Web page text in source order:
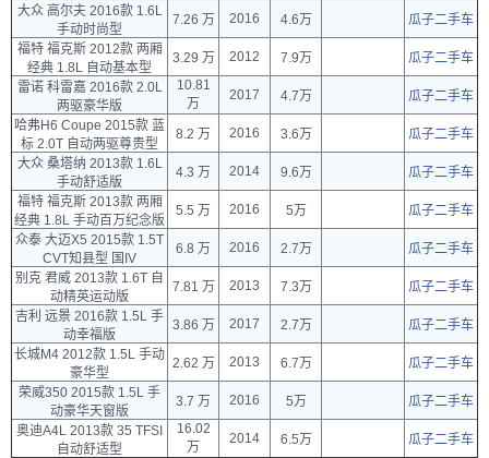
大众 高尔夫 2016款 1.6L
手动时尚型
7.26 万 2016 4.6万
瓜子二手车
福特 福克斯 2012款 两厢
经典 1.8L 自动基本型
3.29 万 2012 7.9万
瓜子二手车
雷诺 科雷嘉 2016款 2.0L
两驱豪华版
10.81
万
2017 4.7万
瓜子二手车
哈弗H6 Coupe 2015款 蓝
标 2.0T 自动两驱尊贵型
8.2 万 2016 3.6万
瓜子二手车
大众 桑塔纳 2013款 1.6L
手动舒适版
4.3 万 2014 9.6万
瓜子二手车
福特 福克斯 2013款 两厢
经典 1.8L 手动百万纪念版
5.5 万 2016 5万
瓜子二手车
众泰 大迈X5 2015款 1.5T
CVT知县型 国IV
6.8 万 2016 2.7万
瓜子二手车
别克 君威 2013款 1.6T 自
动精英运动版
7.81 万 2013 7.3万
瓜子二手车
吉利 远景 2016款 1.5L 手
动幸福版
3.86 万 2017 2.7万
瓜子二手车
长城M4 2012款 1.5L 手动
豪华型
2.62 万 2013 6.7万
瓜子二手车
荣威350 2015款 1.5L 手
动豪华天窗版
3.7 万 2016 5万
瓜子二手车
奥迪A4L 2013款 35 TFSI
自动舒适型
16.02
万
2014 6.5万 瓜子二手车